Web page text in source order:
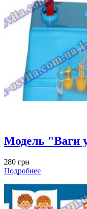
Модель "Ваги
280 грн
Подробнее